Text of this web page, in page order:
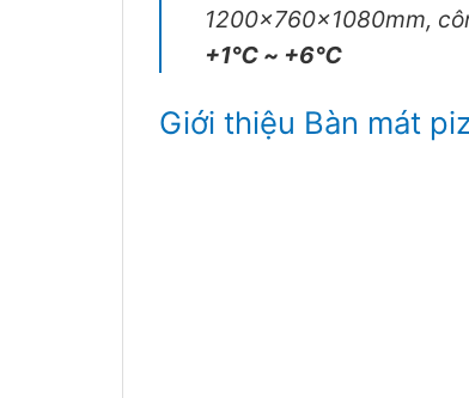
1200x760x1080mm,
+1℃ ~ +6℃
Giới thiệu Bàn mát